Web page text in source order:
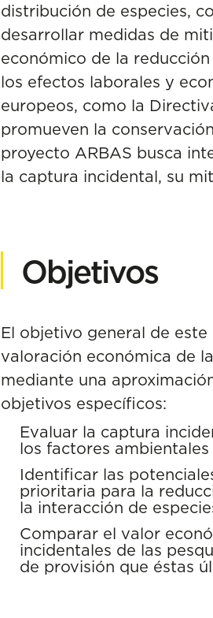
distribución de especies,
desarrollar medidas de
económico de la
los efectos laborales y
europeos, como la
promueven la
proyecto ARBAS busca
la captura incidental, su
Objetivos
El objetivo general de
valoración económica de
mediante una
objetivos específicos:
Evaluar la captura
los factores
Identificar las
prioritaria para la
la interacción de
Comparar el valor
incidentales de las
de provisión que éstas